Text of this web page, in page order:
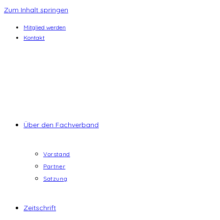
Zum Inhalt springen
Mitglied werden
Kontakt
Über den Fachverband
Vorstand
Partner
Satzung
Zeitschrift